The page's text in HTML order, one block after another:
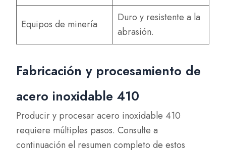
Equipos de minería
Duro y resistente a la
abrasión.
Fabricación y procesamiento de
acero inoxidable 410
Producir y procesar acero inoxidable 410
requiere múltiples pasos. Consulte a
continuación el resumen completo de estos